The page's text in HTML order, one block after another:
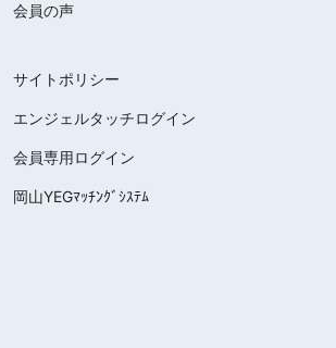
会員の声
サイトポリシー
エンジェルタッチログイン
会員専用ログイン
岡山YEGﾏｯﾁﾝｸﾞｼｽﾃﾑ